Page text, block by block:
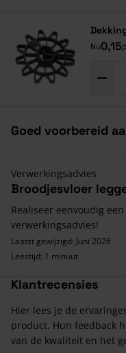
Nu0,15
Goed voorbereid
Verwerkingsadvies
Broodjesvloer
Realiseer eenvoudig
verwerkingsadvies!
Laatst gewijzigd: Juni 2026
Leestijd: 1 minuut
Klantrecensies
Hier lees je de
product. Hun feedback
van de kwaliteit en het